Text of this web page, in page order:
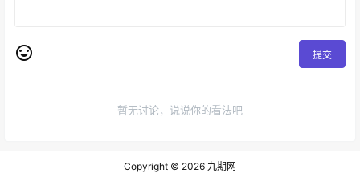
提交
暂无讨论，说说你的看法吧
Copyright © 2026 九期网